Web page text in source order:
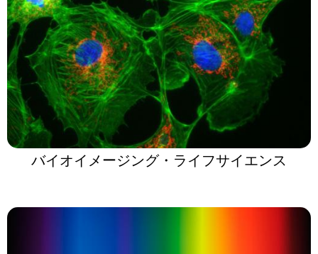
バイオイメージング・ライフサイエンス